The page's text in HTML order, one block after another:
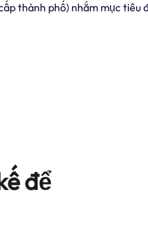
thành phố) nhắm mục tiêu
để